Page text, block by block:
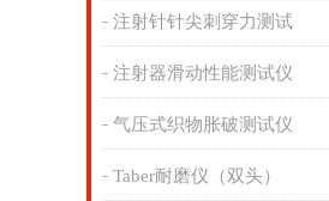
注射针针尖刺穿力测试
注射器滑动性能测试仪
气压式织物胀破测试仪
Taber耐磨仪（双头）